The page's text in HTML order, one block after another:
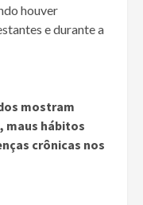
houver
e durante a
mostram
maus hábitos
crônicas nos